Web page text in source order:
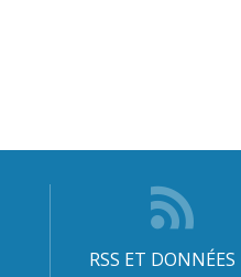
RSS ET DONNÉES